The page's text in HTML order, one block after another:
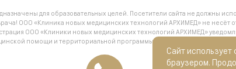
для образовательных целей. Посетители сайта не должны
ООО «Клиника новых медицинских технологий АРХИМЕД» не несёт
ООО «Клиники новых медицинских технологий АРХИМЕД»
помощи и территориальной программы государственных
Сайт
браузером.